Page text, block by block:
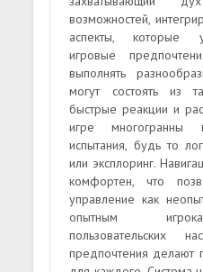
возможностей,
аспекты, которые
игровые
выполнять
могут состоять из
быстрые реакции и
игре многогранны
испытания, будь то
или эксплоринг.
комфортен, что
управление как
опытным
пользовательских
предпочтения делают